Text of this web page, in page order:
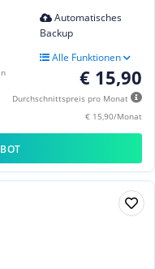
Automatisches
Backup
Alle Funktionen
€ 15,90
Durchschnittspreis pro Monat
€ 15,90/Monat